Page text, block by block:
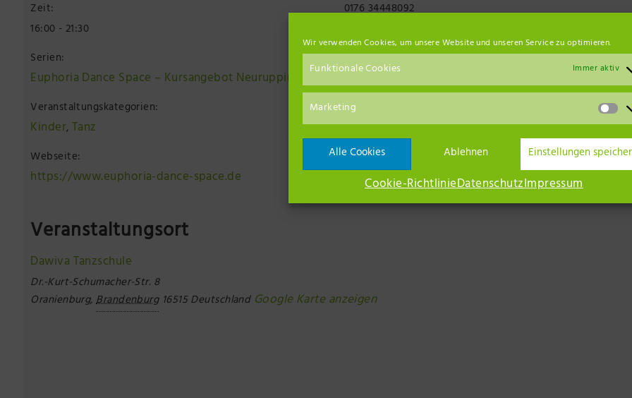
Wir verwenden Cookies, um unsere Website und unseren Service zu optimieren.
Funktionale Cookies Immer aktiv
Marketing
Alle Cookies Ablehnen Einstellungen
Cookie-RichtlinieDatenschutzImpressum
Zeit:
16:00 - 21:30
Serien:
Euphoria Dance Space – Kursangebot Neuruppin
Veranstaltungskategorien:
Kinder,Tanz
Webseite:
https://www.euphoria-dance-space.de
0176 34448092
E-Mail:
info@euphoria-dance-space.de
Veranstalter-Website anzeigen
Veranstaltungsort
Dawiva Tanzschule
Dr.-Kurt-Schumacher-Str. 8
Oranienburg,Brandenburg 16515Deutschland Google Karte anzeigen